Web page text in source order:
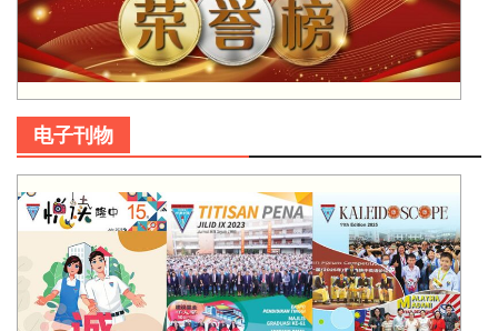
电子刊物